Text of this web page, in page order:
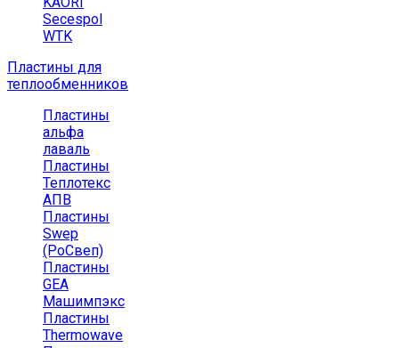
Secespol
WTK
Пластины для
теплообменников
Пластины
альфа
лаваль
Пластины
Теплотекс
АПВ
Пластины
Swep
(РоСвеп)
Пластины
GEA
Машимпэкс
Пластины
Thermowave